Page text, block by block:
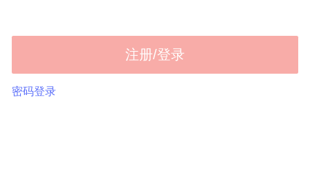
注册/登录
密码登录